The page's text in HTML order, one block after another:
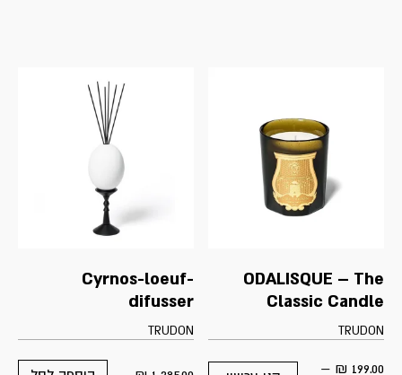
ODALISQUE – The
Classic Candle
TRUDON
199.00
₪
–
Cyrnos-loeuf-
difusser
TRUDON